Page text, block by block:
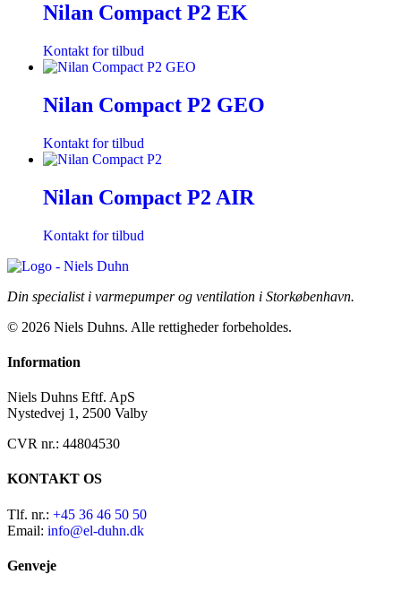
Nilan Compact P2 EK
Kontakt for tilbud
Nilan Compact P2 GEO
Kontakt for tilbud
Nilan Compact P2 AIR
Kontakt for tilbud
Din specialist i varmepumper og ventilation i Storkøbenhavn.
© 2026 Niels Duhns. Alle rettigheder forbeholdes.
Information
Niels Duhns Eftf. ApS
Nystedvej 1, 2500 Valby
CVR nr.: 44804530
KONTAKT OS
Tlf. nr.: +45 36 46 50 50
Email: info@el-duhn.dk
Genveje